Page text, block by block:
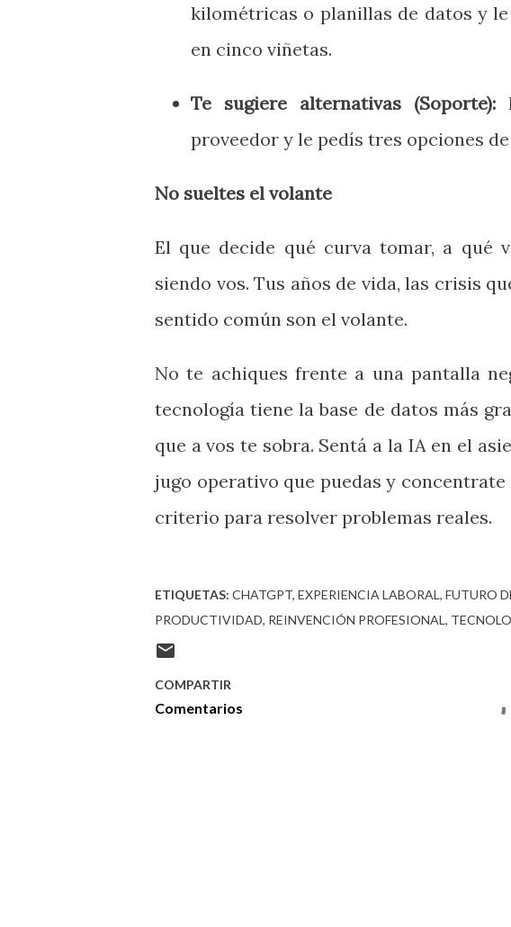
kilométricas o planillas de datos y
en cinco viñetas.
Te sugiere alternativas (Soporte):
proveedor y le pedís tres opciones
No sueltes el volante
El que decide qué curva tomar, a qué
siendo vos. Tus años de vida, las crisis
sentido común son el volante.
No te achiques frente a una pantalla
tecnología tiene la base de datos más
que a vos te sobra. Sentá a la IA en el
jugo operativo que puedas y
criterio para resolver problemas reales.
ETIQUETAS: CHATGPT EXPERIENCIA LABORAL FUTURO
PRODUCTIVIDAD REINVENCIÓN PROFESIONAL
COMPARTIR
Comentarios